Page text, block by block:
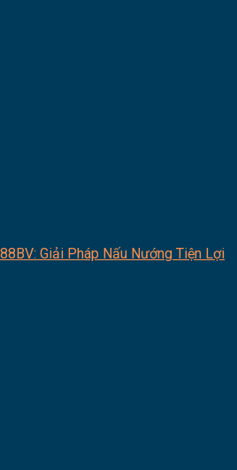
Giải Pháp Nấu Nướng Tiện Lợi